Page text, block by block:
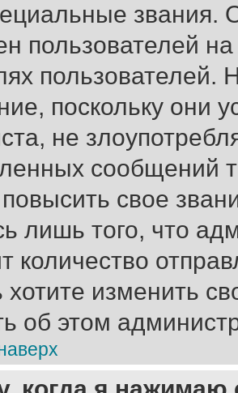
звания.
пользователей
поскольку они
не
сообщений
свое
лишь того, что
количество
хотите изменить
об этом